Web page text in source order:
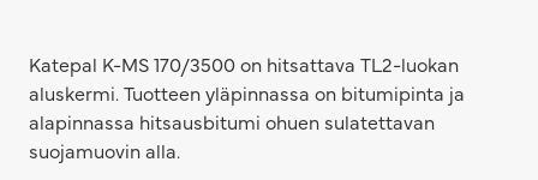
Katepal K-MS 170/3500 on hitsattava TL2-luokan
aluskermi. Tuotteen yläpinnassa on bitumipinta ja
alapinnassa hitsausbitumi ohuen sulatettavan
suojamuovin alla.